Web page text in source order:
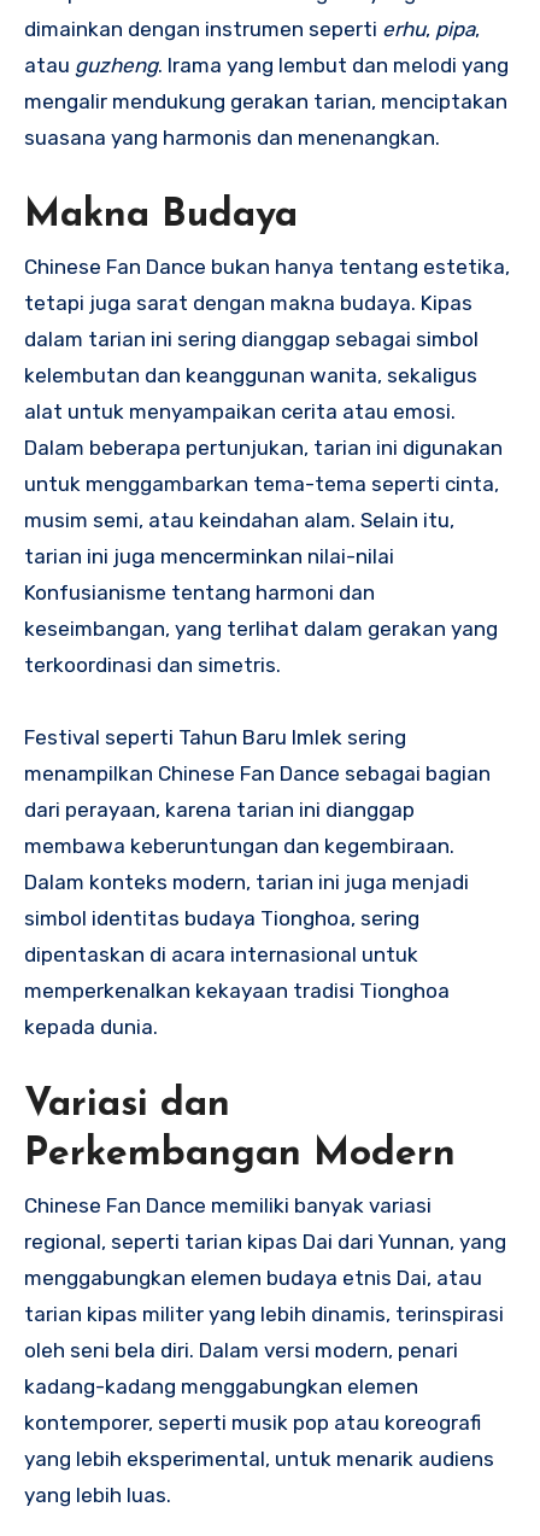
dimainkan dengan instrumen seperti erhu, pipa,
atau guzheng. Irama yang lembut dan melodi yang
mengalir mendukung gerakan tarian, menciptakan
suasana yang harmonis dan menenangkan.
Makna Budaya
Chinese Fan Dance bukan hanya tentang estetika,
tetapi juga sarat dengan makna budaya. Kipas
dalam tarian ini sering dianggap sebagai simbol
kelembutan dan keanggunan wanita, sekaligus
alat untuk menyampaikan cerita atau emosi.
Dalam beberapa pertunjukan, tarian ini digunakan
untuk menggambarkan tema-tema seperti cinta,
musim semi, atau keindahan alam. Selain itu,
tarian ini juga mencerminkan nilai-nilai
Konfusianisme tentang harmoni dan
keseimbangan, yang terlihat dalam gerakan yang
terkoordinasi dan simetris.
Festival seperti Tahun Baru Imlek sering
menampilkan Chinese Fan Dance sebagai bagian
dari perayaan, karena tarian ini dianggap
membawa keberuntungan dan kegembiraan.
Dalam konteks modern, tarian ini juga menjadi
simbol identitas budaya Tionghoa, sering
dipentaskan di acara internasional untuk
memperkenalkan kekayaan tradisi Tionghoa
kepada dunia.
Variasi dan
Perkembangan Modern
Chinese Fan Dance memiliki banyak variasi
regional, seperti tarian kipas Dai dari Yunnan, yang
menggabungkan elemen budaya etnis Dai, atau
tarian kipas militer yang lebih dinamis, terinspirasi
oleh seni bela diri. Dalam versi modern, penari
kadang-kadang menggabungkan elemen
kontemporer, seperti musik pop atau koreografi
yang lebih eksperimental, untuk menarik audiens
yang lebih luas.